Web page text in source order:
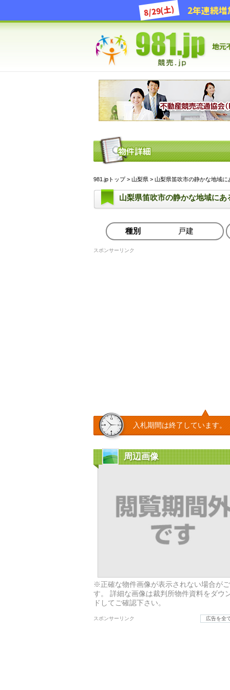
8/29(土)
981.jpトップ> 山梨県 > 山梨県笛吹市の静かな地域
山梨県笛吹市の静かな地域にあ
種別 戸建
スポンサーリンク
入札期間は終了しています。
周辺画像
※正確な物件画像が表示されない場合が
す。 詳細な画像は裁判所物件資料をダウ
ドしてご確認下さい。
スポンサーリンク 広告を全